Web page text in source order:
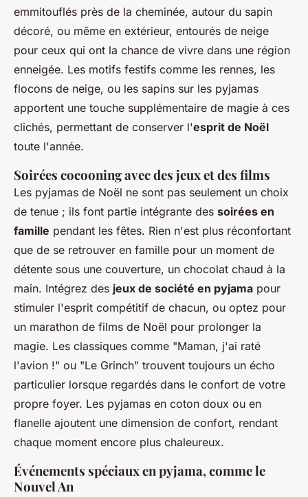
emmitouflés près de la cheminée, autour du sapin
décoré, ou même en extérieur, entourés de neige
pour ceux qui ont la chance de vivre dans une région
enneigée. Les motifs festifs comme les rennes, les
flocons de neige, ou les sapins sur les pyjamas
apportent une touche supplémentaire de magie à ces
clichés, permettant de conserver l'esprit de Noël
toute l'année.
Soirées cocooning avec des jeux et des films
Les pyjamas de Noël ne sont pas seulement un choix
de tenue ; ils font partie intégrante des soirées en
famille pendant les fêtes. Rien n'est plus réconfortant
que de se retrouver en famille pour un moment de
détente sous une couverture, un chocolat chaud à la
main. Intégrez des jeux de société en pyjama pour
stimuler l'esprit compétitif de chacun, ou optez pour
un marathon de films de Noël pour prolonger la
magie. Les classiques comme "Maman, j'ai raté
l'avion !" ou "Le Grinch" trouvent toujours un écho
particulier lorsque regardés dans le confort de votre
propre foyer. Les pyjamas en coton doux ou en
flanelle ajoutent une dimension de confort, rendant
chaque moment encore plus chaleureux.
Événements spéciaux en pyjama, comme le
Nouvel An